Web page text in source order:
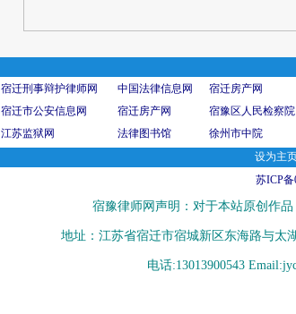
宿迁刑事辩护律师网 中国法律信息网 宿迁房产网
宿迁市公安信息网 宿迁房产网 宿豫区人民检察院
江苏监狱网 法律图书馆 徐州市中院
设为主
苏ICP备
宿豫律师网声明：对于本站原创作
地址：江苏省宿迁市宿城新区东海路与太
电话:13013900543